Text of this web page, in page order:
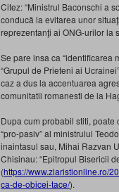
Citez: “Ministrul Baconschi a
conducă la evitarea unor
reprezentanţi ai ONG-urilor la
Se pare insa ca “identificarea
“Grupul de Prieteni ai
caz a dus la accentuarea
comunitatii romanesti de la
Dupa cum probabil stiti,
“pro-pasiv” al ministrului
inaintasul sau, Mihai Razvan
Chisinau: “Epitropul Bisericii
(https://www.ziaristionline.ro/
ca-de-obicei-tace/).